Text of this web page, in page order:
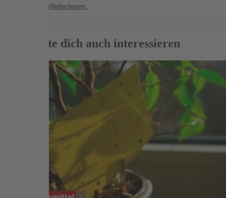
Weiterlesen.
Das könnte dich auch interessieren